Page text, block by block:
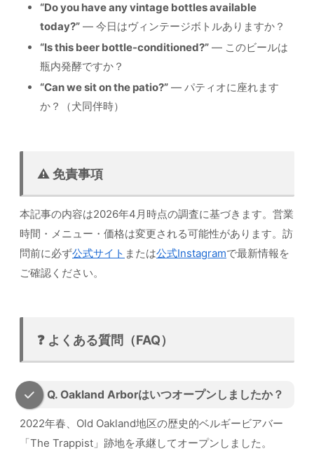
“Do you have any vintage bottles available
today?” — 今日はヴィンテージボトルありますか？
“Is this beer bottle-conditioned?” — このビールは
瓶内発酵ですか？
“Can we sit on the patio?” — パティオに座れます
か？（犬同伴時）
⚠️ 免責事項
本記事の内容は2026年4月時点の調査に基づきます。営業
時間・メニュー・価格は変更される可能性があります。訪
問前に必ず公式サイト または公式Instagramで最新情報を
ご確認ください。
❓ よくある質問（FAQ）
Q. Oakland Arborはいつオープンしましたか？
2022年春、Old Oakland地区の歴史的ベルギービアバー
「The Trappist」跡地を承継してオープンしました。